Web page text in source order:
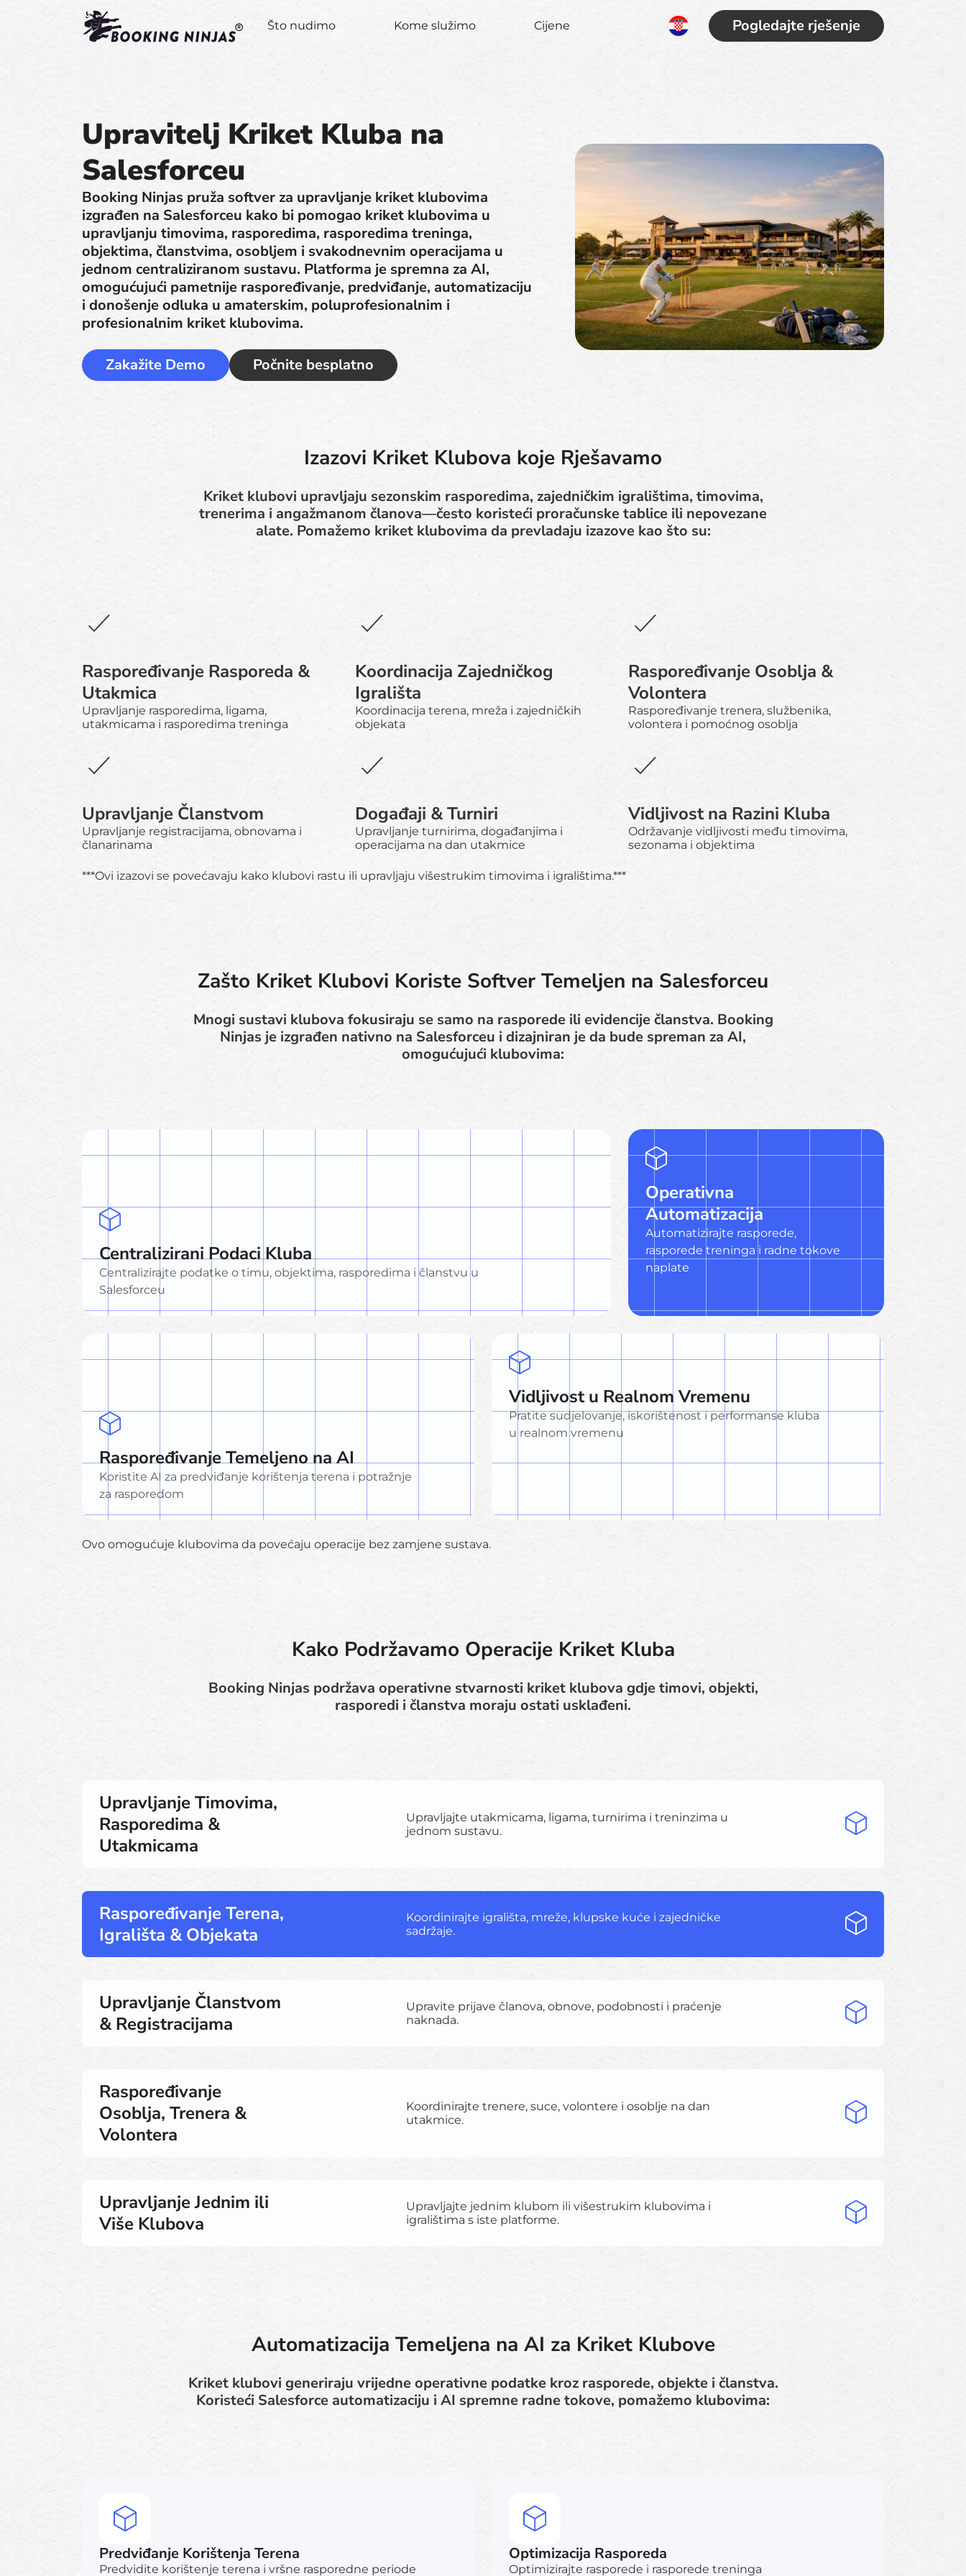
Pogledajte rješenje
Što nudimo Kome služimo Cijene
Upravitelj Kriket Kluba na
Salesforceu
Booking Ninjas pruža softver za upravljanje kriket klubovima
izgrađen na Salesforceu kako bi pomogao kriket klubovima u
upravljanju timovima, rasporedima, rasporedima treninga,
objektima, članstvima, osobljem i svakodnevnim operacijama u
jednom centraliziranom sustavu. Platforma je spremna za AI,
omogućujući pametnije raspoređivanje, predviđanje, automatizaciju
i donošenje odluka u amaterskim, poluprofesionalnim i
profesionalnim kriket klubovima.
Zakažite Demo Počnite besplatno
Izazovi Kriket Klubova koje Rješavamo
Kriket klubovi upravljaju sezonskim rasporedima, zajedničkim igralištima, timovima,
trenerima i angažmanom članova—često koristeći proračunske tablice ili nepovezane
alate. Pomažemo kriket klubovima da prevladaju izazove kao što su:
Raspoređivanje Rasporeda &
Utakmica
Upravljanje rasporedima, ligama,
utakmicama i rasporedima treninga
Koordinacija Zajedničkog
Igrališta
Koordinacija terena, mreža i zajedničkih
objekata
Raspoređivanje Osoblja &
Volontera
Raspoređivanje trenera, službenika,
volontera i pomoćnog osoblja
Upravljanje Članstvom
Upravljanje registracijama, obnovama i
članarinama
Događaji & Turniri
Upravljanje turnirima, događanjima i
operacijama na dan utakmice
Vidljivost na Razini Kluba
Održavanje vidljivosti među timovima,
sezonama i objektima
***Ovi izazovi se povećavaju kako klubovi rastu ili upravljaju višestrukim timovima i igralištima.***
Zašto Kriket Klubovi Koriste Softver Temeljen na Salesforceu
Mnogi sustavi klubova fokusiraju se samo na rasporede ili evidencije članstva. Booking
Ninjas je izgrađen nativno na Salesforceu i dizajniran je da bude spreman za AI,
omogućujući klubovima:
Centralizirani Podaci Kluba
Centralizirajte podatke o timu, objektima, rasporedima i članstvu u
Salesforceu
Operativna
Automatizacija
Automatizirajte rasporede,
rasporede treninga i radne tokove
naplate
Raspoređivanje Temeljeno na AI
Koristite AI za predviđanje korištenja terena i potražnje
za rasporedom
Vidljivost u Realnom Vremenu
Pratite sudjelovanje, iskorištenost i performanse kluba
u realnom vremenu
Ovo omogućuje klubovima da povećaju operacije bez zamjene sustava.
Kako Podržavamo Operacije Kriket Kluba
Booking Ninjas podržava operativne stvarnosti kriket klubova gdje timovi, objekti,
rasporedi i članstva moraju ostati usklađeni.
Upravljanje Timovima,
Rasporedima &
Utakmicama
Upravljajte utakmicama, ligama, turnirima i treninzima u
jednom sustavu.
Raspoređivanje Terena,
Igrališta & Objekata
Koordinirajte igrališta, mreže, klupske kuće i zajedničke
sadržaje.
Upravljanje Članstvom
& Registracijama
Upravite prijave članova, obnove, podobnosti i praćenje
naknada.
Raspoređivanje
Osoblja, Trenera &
Volontera
Koordinirajte trenere, suce, volontere i osoblje na dan
utakmice.
Upravljanje Jednim ili
Više Klubova
Upravljajte jednim klubom ili višestrukim klubovima i
igralištima s iste platforme.
Automatizacija Temeljena na AI za Kriket Klubove
Kriket klubovi generiraju vrijedne operativne podatke kroz rasporede, objekte i članstva.
Koristeći Salesforce automatizaciju i AI spremne radne tokove, pomažemo klubovima:
Predviđanje Korištenja Terena
Predvidite korištenje terena i vršne rasporedne periode
Optimizacija Rasporeda
Optimizirajte rasporede i rasporede treninga